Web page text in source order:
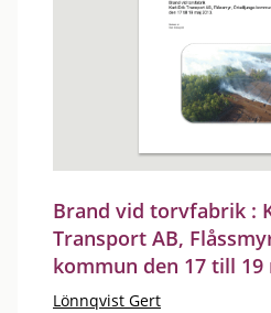
Brand vid torvfabrik :
Transport AB,
kommun den 17 till 19
Lönnqvist Gert